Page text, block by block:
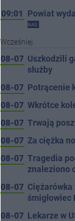
09:01 Powiat
NAS
Wcześniej
08-07 Uszkodzili
służby
08-07 Potrącenie
08-07 Wkrótce
08-07 Trwają
08-07 Za ciężka
08-07 Tragedia
znaleziono
08-07 Ciężarówka
śmigłowiec
08-07 Lekarze w